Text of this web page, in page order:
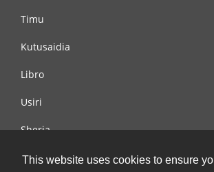
This website uses cookies to ensure
Timu
Kutusaidia
Libro
Usiri
Sheria
Wasiliana na si